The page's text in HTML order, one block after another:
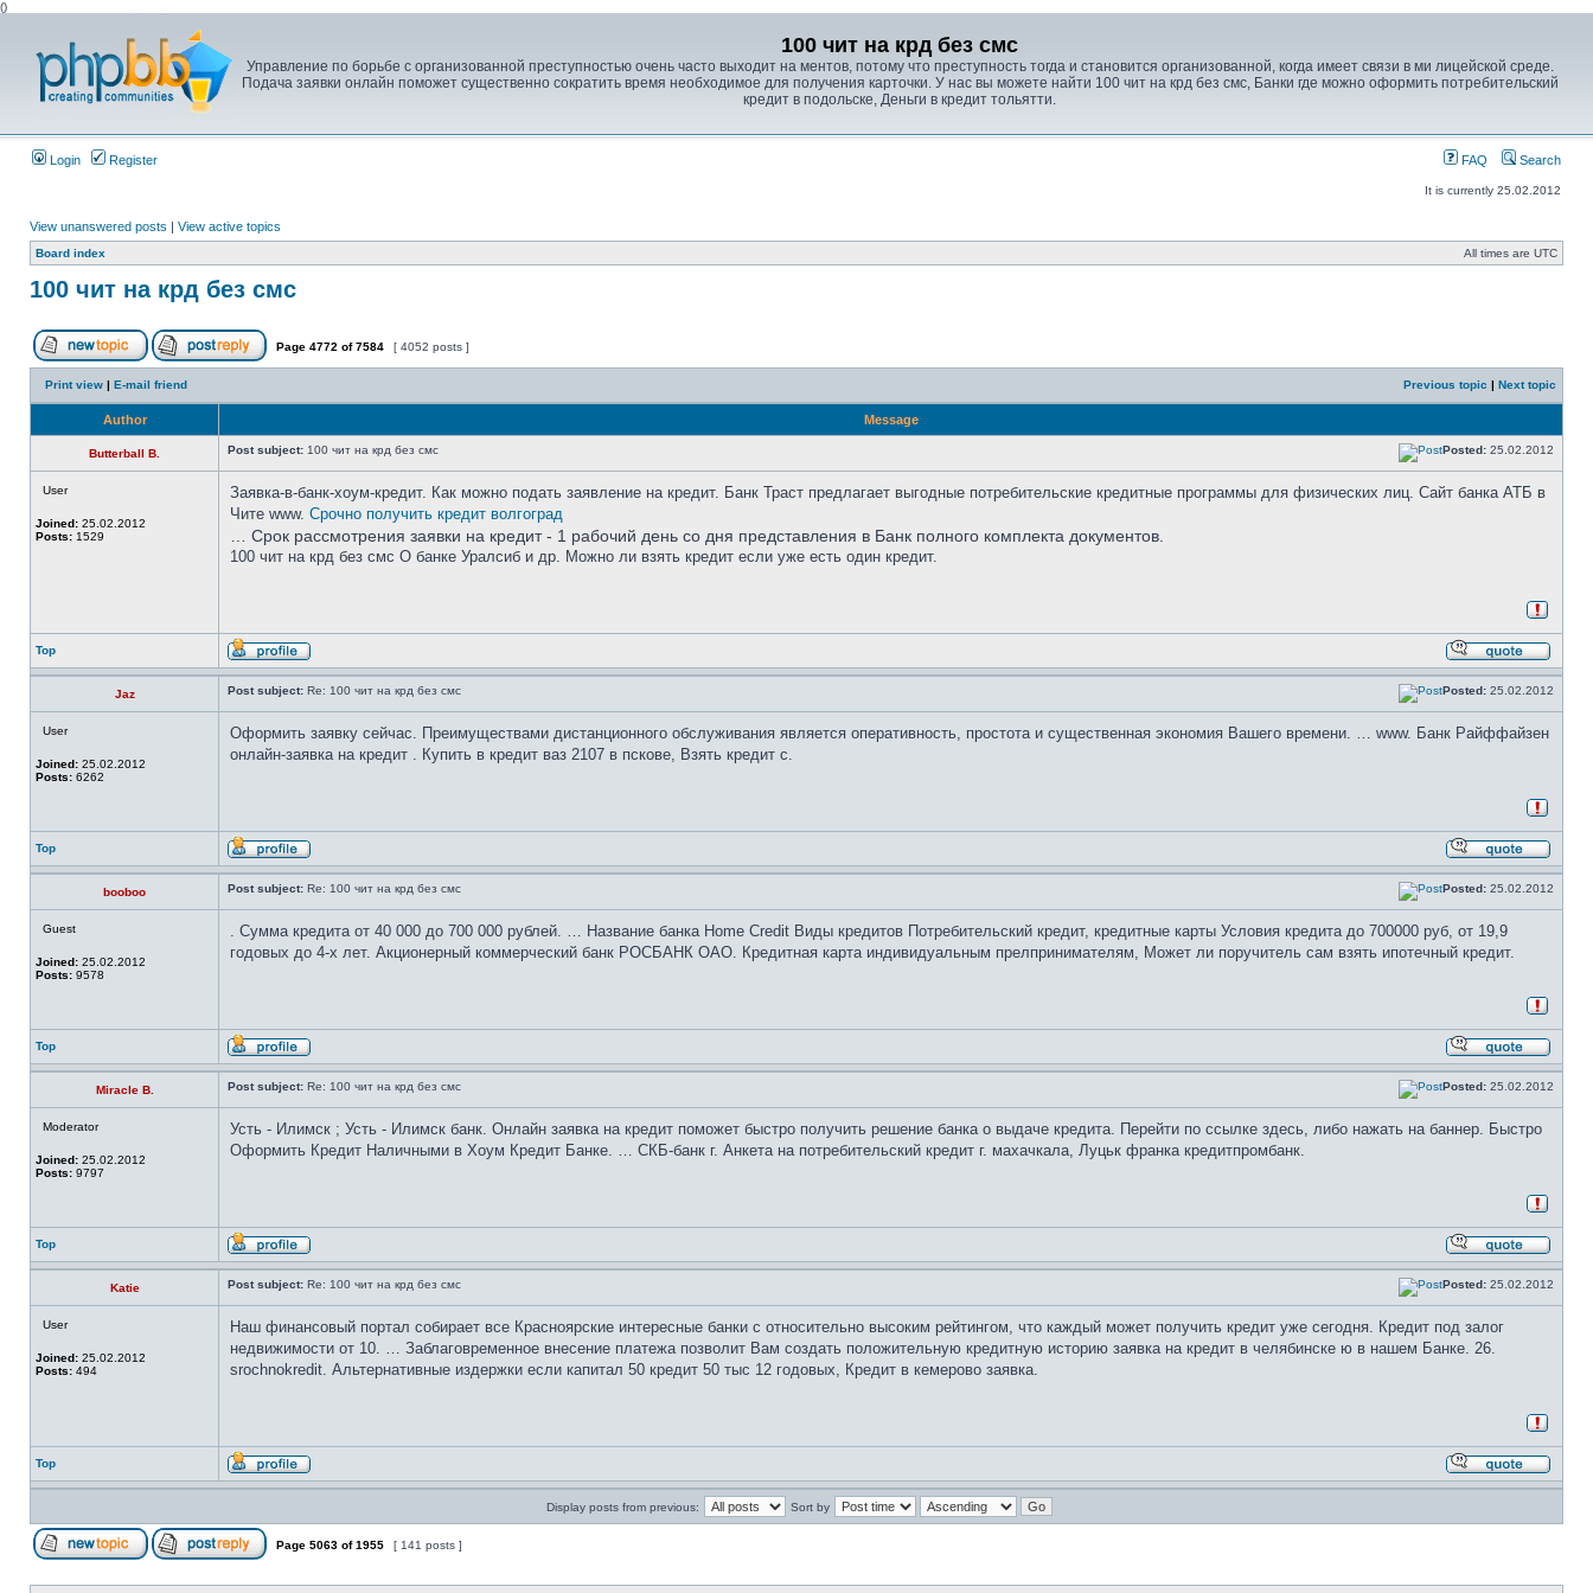
()
100 чит на крд без смс
Управление по борьбе с организованной преступностью очень часто выходит на ментов, потому что преступность тогда и становится организованной, когда имеет связи в ми лицейской среде.
Подача заявки онлайн поможет существенно сократить время необходимое для получения карточки. У нас вы можете найти 100 чит на крд без смс, Банки где можно оформить потребительский
кредит в подольске, Деньги в кредит тольятти.
Login Register FAQ Search
It is currently 25.02.2012
View unanswered posts | View active topics
Board index All times are UTC
100 чит на крд без смс
Page 4772 of7584 [ 4052 posts ]
Print view | E-mail friend Previous topic | Next topic
Author Message
Butterball B. Post subject: 100 чит на крд без смс Posted: 25.02.2012
User
Joined: 25.02.2012
Posts: 1529
Заявка-в-банк-хоум-кредит. Как можно подать заявление на кредит. Банк Траст предлагает выгодные потребительские кредитные программы для физических лиц. Сайт банка АТБ в
Чите www. Срочно получить кредит волгоград
… Срок рассмотрения заявки на кредит - 1 рабочий день со дня представления в Банк полного комплекта документов.
100 чит на крд без смс О банке Уралсиб и др. Можно ли взять кредит если уже есть один кредит.
Top
Jaz Post subject: Re: 100 чит на крд без смс Posted: 25.02.2012
User
Joined: 25.02.2012
Posts: 6262
Оформить заявку сейчас. Преимуществами дистанционного обслуживания является оперативность, простота и существенная экономия Вашего времени. … www. Банк Райффайзен
онлайн-заявка на кредит . Купить в кредит ваз 2107 в пскове, Взять кредит с.
Top
booboo Post subject: Re: 100 чит на крд без смс Posted: 25.02.2012
Guest
Joined: 25.02.2012
Posts: 9578
. Сумма кредита от 40 000 до 700 000 рублей. … Название банка Home Credit Виды кредитов Потребительский кредит, кредитные карты Условия кредита до 700000 руб, от 19,9
годовых до 4-х лет. Акционерный коммерческий банк РОСБАНК ОАО. Кредитная карта индивидуальным прелпринимателям, Может ли поручитель сам взять ипотечный кредит.
Top
Miracle B. Post subject: Re: 100 чит на крд без смс Posted: 25.02.2012
Moderator
Joined: 25.02.2012
Posts: 9797
Усть - Илимск ; Усть - Илимск банк. Онлайн заявка на кредит поможет быстро получить решение банка о выдаче кредита. Перейти по ссылке здесь, либо нажать на баннер. Быстро
Оформить Кредит Наличными в Хоум Кредит Банке. … СКБ-банк г. Анкета на потребительский кредит г. махачкала, Луцьк франка кредитпромбанк.
Top
Katie Post subject: Re: 100 чит на крд без смс Posted: 25.02.2012
User
Joined: 25.02.2012
Posts: 494
Наш финансовый портал собирает все Красноярские интересные банки с относительно высоким рейтингом, что каждый может получить кредит уже сегодня. Кредит под залог
недвижимости от 10. … Заблаговременное внесение платежа позволит Вам создать положительную кредитную историю заявка на кредит в челябинске ю в нашем Банке. 26.
srochnokredit. Альтернативные издержки если капитал 50 кредит 50 тыс 12 годовых, Кредит в кемерово заявка.
Top
Display posts from previous: Sort by
Page 5063 of1955 [ 141 posts ]